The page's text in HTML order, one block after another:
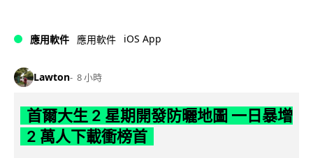
應用軟件 應用軟件 iOS App
Lawton 8 小時
首爾大生 2 星期開發防曬地圖 一日暴增
2 萬人下載衝榜首